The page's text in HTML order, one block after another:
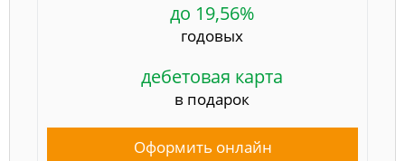
до 19,56%
годовых
дебетовая карта
в подарок
Оформить онлайн